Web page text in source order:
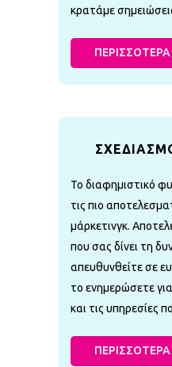
κρατάμε
ΠΕΡΙΣΣΟΤΕΡΑ
Το διαφημιστικό
τις πιο
μάρκετινγκ.
που σας δίνει τη
απευθυνθείτε σε
το ενημερώσετε
και τις υπηρεσίες
ΠΕΡΙΣΣΟΤΕΡΑ